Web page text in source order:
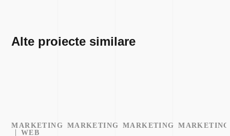
Alte proiecte similare
MARKETING
WEB
MARKETING MARKETING MARKETING